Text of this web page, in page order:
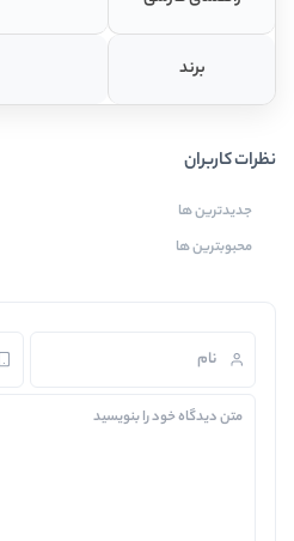
برند
نظرات کاربران
جدیدترین ها
محبوبترین ها